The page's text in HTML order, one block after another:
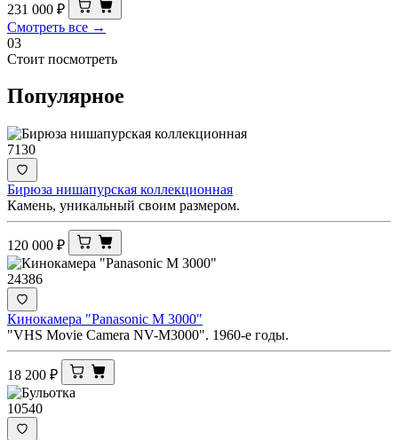
231 000 ₽
Смотреть все →
03
Стоит посмотреть
Популярное
7130
Бирюза нишапурская коллекционная
Камень, уникальный своим размером.
120 000 ₽
24386
Кинокамера "Panasonic M 3000"
"VHS Movie Camera NV-M3000". 1960-е годы.
18 200 ₽
10540